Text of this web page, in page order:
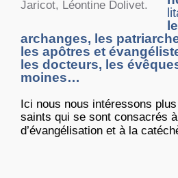
Jaricot, Léontine Dolivet.
archanges, les
les apôtres et
les docteurs, les
moines…
Ici nous nous intéressons
saints qui se sont consacrés
d’évangélisation et à la